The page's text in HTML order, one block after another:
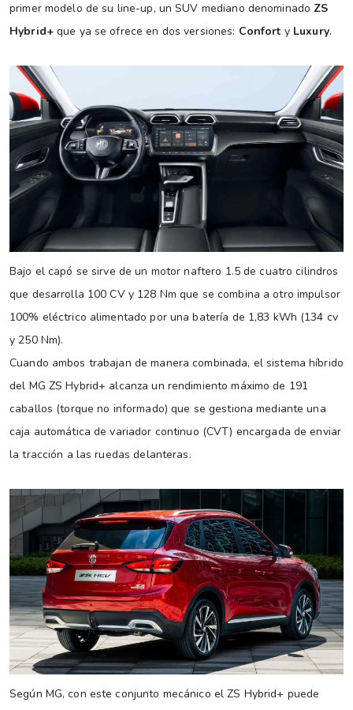
primer modelo de su line-up, un SUV mediano denominado ZS
Hybrid+que ya se ofrece en dos versiones: Confort y Luxury.
Bajo el capó se sirve de un motor naftero 1.5 de cuatro cilindros
que desarrolla 100 CV y 128 Nm que se combina a otro impulsor
100% eléctrico alimentado por una batería de 1,83 kWh (134 cv
y 250 Nm).
Cuando ambos trabajan de manera combinada, el sistema híbrido
del MG ZS Hybrid+ alcanza un rendimiento máximo de 191
caballos (torque no informado) que se gestiona mediante una
caja automática de variador continuo (CVT) encargada de enviar
la tracción a las ruedas delanteras.
Según MG, con este conjunto mecánico el ZS Hybrid+ puede